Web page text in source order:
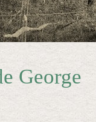
George